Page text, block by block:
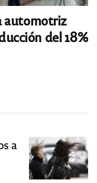
automotriz
del 18%
a